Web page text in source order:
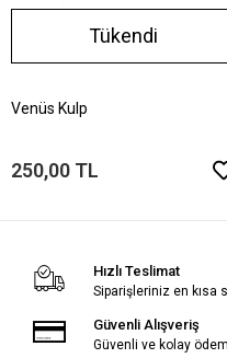
Tükendi
Venüs Kulp
250,00 TL
Hızlı Teslimat
Siparişleriniz en kısa
Güvenli Alışveriş
Güvenli ve kolay